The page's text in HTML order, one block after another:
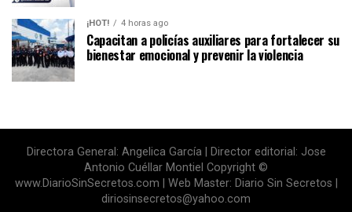
¡HOT! 4 horas ago
Capacitan a policías auxiliares para fortalecer su
bienestar emocional y prevenir la violencia
Directora General: Angelica García | Director editorial: Jose
Antonio Cuéllar Montiel Copyright ©
www.DiarioSinSecretos.com | Web Master: Diario Sin Secretos |
diriosinsecretos@yahoo.com